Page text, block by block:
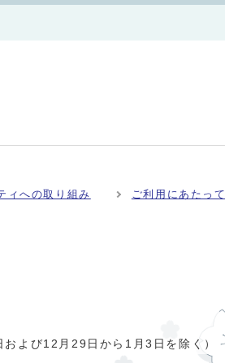
ィへの取り組み ご利用にあたって
よび12月29日から1月3日を除く）